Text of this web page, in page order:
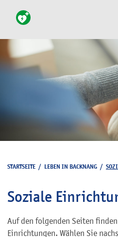
STARTSEITE / LEBEN IN BACKNANG /
Soziale
Auf den folgenden Seiten
Einrichtungen. Wählen Sie